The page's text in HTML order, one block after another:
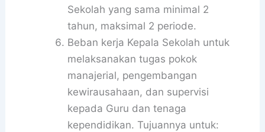
Sekolah yang sama minimal 2
tahun, maksimal 2 periode.
Beban kerja Kepala Sekolah untuk
melaksanakan tugas pokok
manajerial, pengembangan
kewirausahaan, dan supervisi
kepada Guru dan tenaga
kependidikan. Tujuannya untuk: